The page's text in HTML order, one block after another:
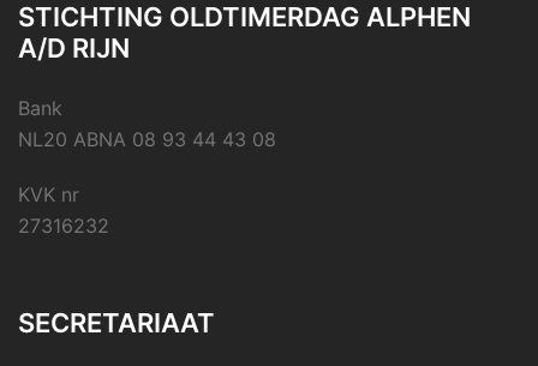
STICHTING OLDTIMERDAG ALPHEN
A/D RIJN
Bank
NL20 ABNA 08 93 44 43 08
KVK nr
27316232
SECRETARIAAT